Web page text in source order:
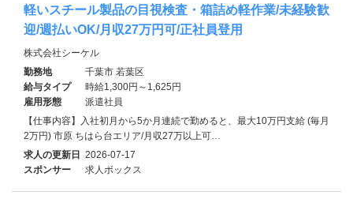
軽いスチール製品の目視検査・箱詰め軽作業/未経験歓
迎/週払いOK/月収27万円可/正社員登用
株式会社シーケル
勤務地
千葉市 若葉区
給与タイプ
時給1,300円～1,625円
雇用形態
派遣社員
【仕事内容】入社初月から5か月連続で勤めると、最大10万円支給 (毎月
2万円) 市原 ちはら台エリア/月収27万以上可…
求人の更新日 2026-07-17
スポンサー
求人ボックス